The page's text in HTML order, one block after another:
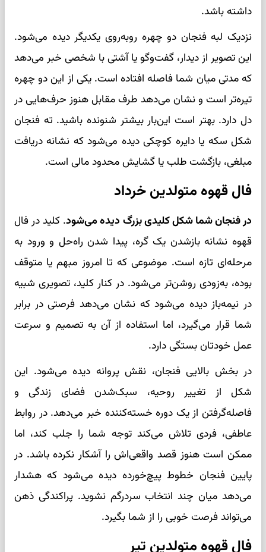
داشته باشد.
نزدیک لبه فنجان دو چهره روبه‌روی یکدیگر دیده می‌شود.
این تصویر از دیدار، گفت‌وگو یا آشتی با شخصی خبر می‌دهد
که مدتی میان شما فاصله افتاده است. یکی از این دو چهره
تیره‌تر است و نشان می‌دهد طرف مقابل هنوز حرف‌هایی در
دل دارد. بهتر است این‌بار بیشتر شنونده باشید. ته فنجان
شکل سکه یا دایره کوچکی دیده می‌شود که نشانه دریافت
مبلغی، بازگشت طلب یا گشایش محدود مالی است.
فال قهوه متولدین خرداد
در فنجان شما شکل کلیدی بزرگ دیده می‌شود. کلید در فال
قهوه نشانه بازشدن یک گره، پیدا شدن راه‌حل و ورود به
مرحله‌ای تازه است. موضوعی که تا امروز مبهم یا متوقف
بوده، به‌زودی روشن‌تر می‌شود. در کنار کلید، تصویری شبیه
در نیمه‌باز دیده می‌شود که نشان می‌دهد فرصتی در برابر
شما قرار می‌گیرد، اما استفاده از آن به تصمیم و سرعت
عمل خودتان بستگی دارد.
در بخش بالایی فنجان، نقش پروانه دیده می‌شود. این
شکل از تغییر روحیه، سبک‌شدن فضای زندگی و
فاصله‌گرفتن از یک دوره خسته‌کننده خبر می‌دهد. در روابط
عاطفی، فردی تلاش می‌کند توجه شما را جلب کند، اما
ممکن است هنوز قصد واقعی‌اش را آشکار نکرده باشد. در
پایین فنجان خطوط پیچ‌خورده دیده می‌شود که هشدار
می‌دهد میان چند انتخاب سردرگم نشوید. پراکندگی ذهن
می‌تواند فرصت خوبی را از شما بگیرد.
فال قهوه متولدین تیر